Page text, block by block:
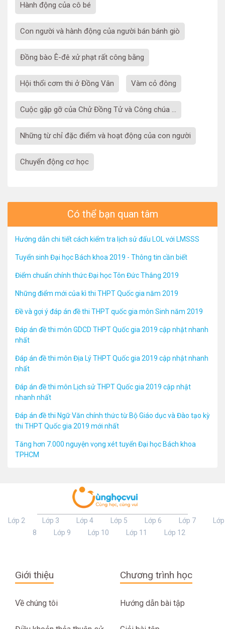
hành động của cô bé
Con người và hành động của người bán bánh giò
Đồng bào Ê-đê xử phạt rất công bằng
Hội thổi cơm thi ở Đồng Vân Vàm cỏ đông
cuộc gặp gỡ của Chử Đồng Tử và Công chúa ...
Những từ chỉ đặc điểm và hoạt động của con người
chuyển động cơ học
Có thể bạn quan tâm
Hướng dẫn chi tiết cách kiểm tra lịch sử đấu LOL với LMSSS
Tuyển sinh Đại học Bách khoa 2019 - Thông tin cần biết
Điểm chuẩn chính thức Đại học Tôn Đức Thắng 2019
Những điểm mới của kì thi THPT Quốc gia năm 2019
Đề và gợi ý đáp án đề thi THPT quốc gia môn Sinh năm 2019
Đáp án đề thi môn GDCD THPT Quốc gia 2019 cập nhật nhanh
nhất
Đáp án đề thi môn Địa Lý THPT Quốc gia 2019 cập nhật nhanh
nhất
Đáp án đề thi môn Lịch sử THPT Quốc gia 2019 cập nhật
nhanh nhất
Đáp án đề thi Ngữ Văn chính thức từ Bộ Giáo dục và Đào tạo kỳ
thi THPT Quốc gia 2019 mới nhất
Tăng hơn 7.000 nguyện vọng xét tuyển Đại học Bách khoa
TPHCM
Lớp 2 Lớp 3 Lớp 4 Lớp 5 Lớp 6 Lớp 7
Lớp
8
Lớp 9 Lớp 10 Lớp 11 Lớp 12
Giới thiệu
Về chúng tôi
Chương trình học
Hướng dẫn bài tập